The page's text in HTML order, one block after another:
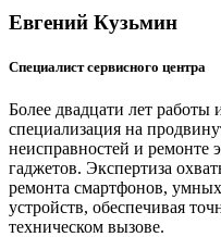
Евгений Кузьмин
Специалист сервисного центра
Более двадцати лет
специализация на
неисправностей и ремонте
гаджетов. Экспертиза
ремонта смартфонов,
устройств, обеспечивая
техническом вызове.